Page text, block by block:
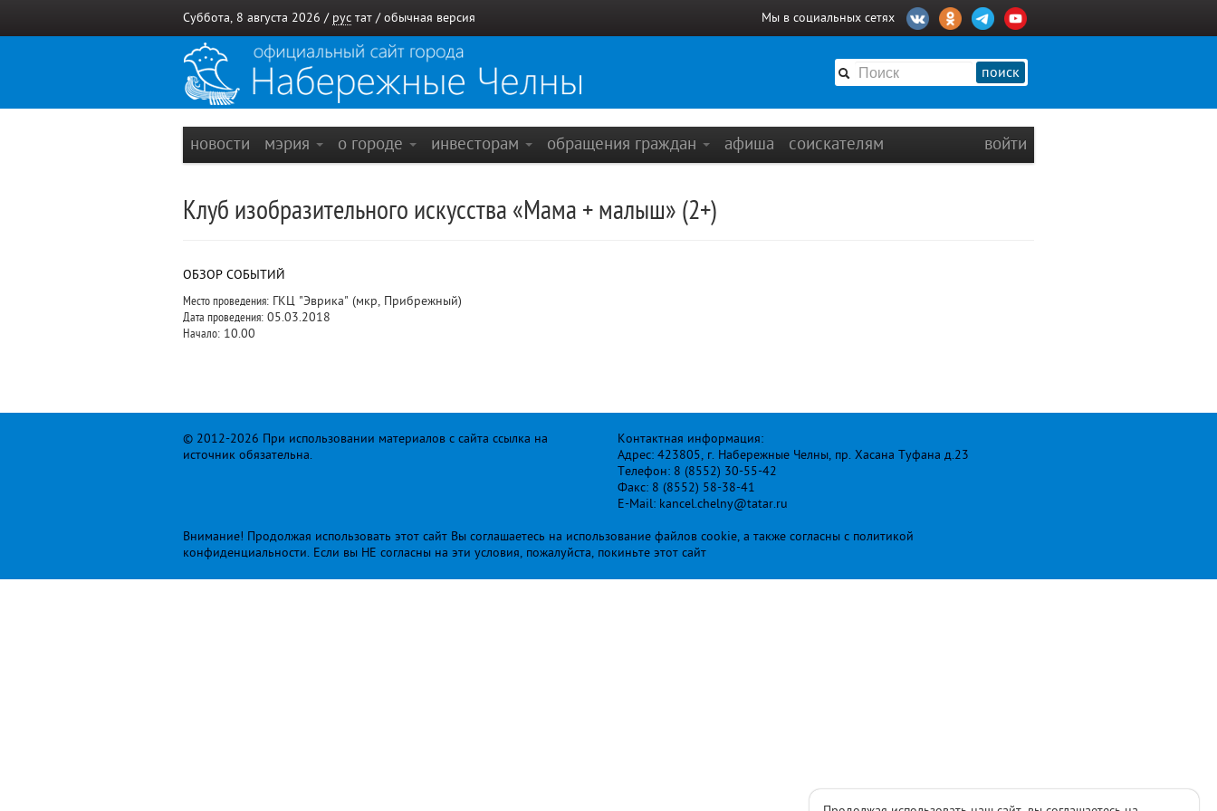
Суббота, 8 августа 2026 / рус тат / обычная версия Мы в социальных сетях
поиск
новости мэрия о городе инвесторам обращения граждан афиша соискателям войти
Клуб изобразительного искусства «Мама + малыш» (2+)
ОБЗОР СОБЫТИЙ
Место проведения: ГКЦ "Эврика" (мкр, Прибрежный)
Дата проведения: 05.03.2018
Начало: 10.00
© 2012-2026 При использовании материалов с сайта ссылка на
источник обязательна.
Контактная информация:
Адрес: 423805, г. Набережные Челны, пр. Хасана Туфана д.23
Телефон: 8 (8552) 30-55-42
Факс: 8 (8552) 58-38-41
E-Mail: kancel.chelny@tatar.ru
Внимание! Продолжая использовать этот сайт Вы соглашаетесь на использование файлов cookie, а также согласны с политикой
конфиденциальности. Если вы НЕ согласны на эти условия, пожалуйста, покиньте этот сайт